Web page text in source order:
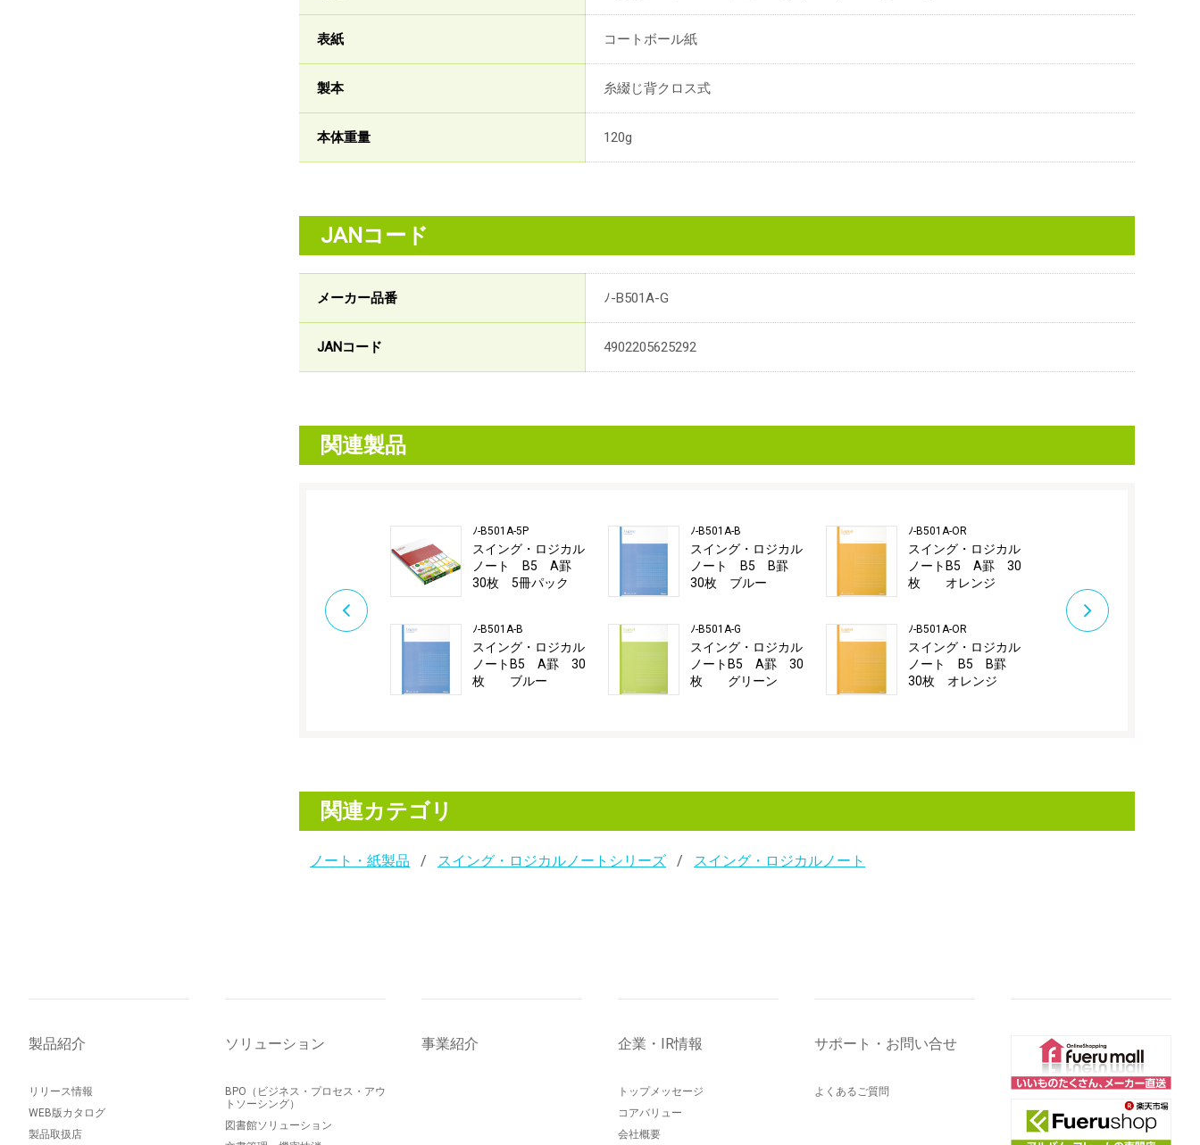
表紙 コートボール紙
製本 糸綴じ背クロス式
本体重量 120g
JANコード
メーカー品番 ﾉ-B501A-G
JANコード 4902205625292
関連製品
ﾉ-B501A-5P
スイング・ロジカル
ノート B5 A罫
30枚 5冊パック
ﾉ-B501A-B
スイング・ロジカル
ノートB5 A罫 30
枚 ブルー
ﾉ-B501A-B
スイング・ロジカル
ノート B5 B罫
30枚 ブルー
ﾉ-B501A-G
スイング・ロジカル
ノートB5 A罫 30
枚 グリーン
ﾉ-B501A-OR
スイング・ロジカル
ノートB5 A罫 30
枚 オレンジ
ﾉ-B501A-OR
スイング・ロジカル
ノート B5 B罫
30枚 オレンジ
関連カテゴリ
ノート・紙製品 スイング・ロジカルノートシリーズ スイング・ロジカルノート
製品紹介
リリース情報
WEB版カタログ
製品取扱店
ソリューション
BPO（ビジネス・プロセス・アウ
トソーシング）
図書館ソリューション
事業紹介 企業・IR情報
トップメッセージ
コアバリュー
会社概要
サポート・お問い合せ
よくあるご質問